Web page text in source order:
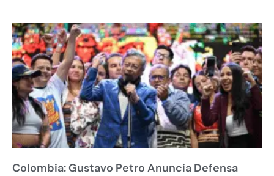
Colombia: Gustavo Petro Anuncia Defensa